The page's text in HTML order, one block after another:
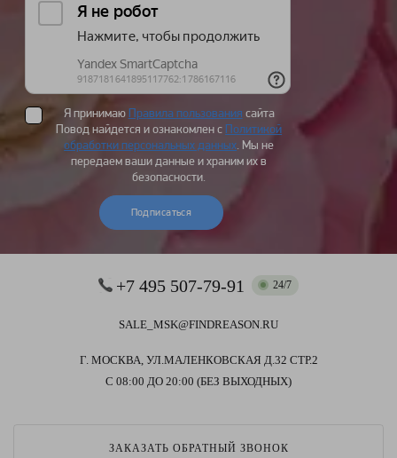
Я принимаю Правила пользования сайта
Повод найдется и ознакомлен с Политикой
обработки персональных данных. Мы не
передаем ваши данные и храним их в
безопасности.
Подписаться
+7 495 507-79-91 24/7
SALE_MSK@FINDREASON.RU
Г. МОСКВА, УЛ.МАЛЕНКОВСКАЯ Д.32 СТР.2
С 08:00 ДО 20:00 (БЕЗ ВЫХОДНЫХ)
ЗАКАЗАТЬ ОБРАТНЫЙ ЗВОНОК